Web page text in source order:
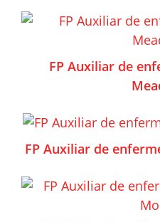
FP Auxiliar de
FP Auxiliar de